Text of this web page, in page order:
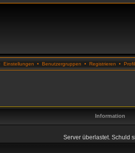
Einstellungen • Benutzergruppen • Registrieren • Profil
Information
Server überlastet. Schuld